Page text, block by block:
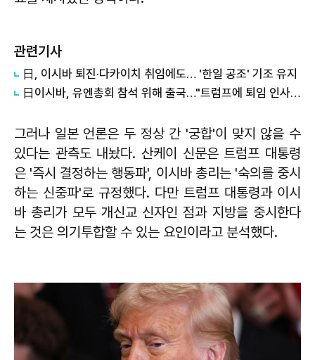
관련기사
日, 이시바 퇴진·다카이치 취임에도… '한일 공조' 기조 유지
日이시바, 유엔총회 참석 위해 출국…"트럼프에 퇴임 인사·관계 인계 희망"
그러나 일본 언론은 두 정상 간 '궁합'이 맞지 않을 수
있다는 관측도 내놨다. 산케이 신문은 트럼프 대통령
은 '즉시 결정하는 행동파', 이시바 총리는 '숙의를 중시
하는 신중파'로 규정했다. 다만 트럼프 대통령과 이시
바 총리가 모두 개신교 신자인 점과 지방을 중시한다
는 것은 의기투합할 수 있는 요인이라고 분석했다.